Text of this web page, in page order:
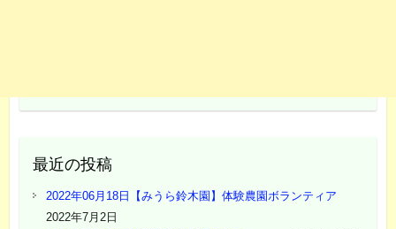
最近の投稿
2022年06月18日【みうら鈴木園】体験農園ボランティア
2022年7月2日